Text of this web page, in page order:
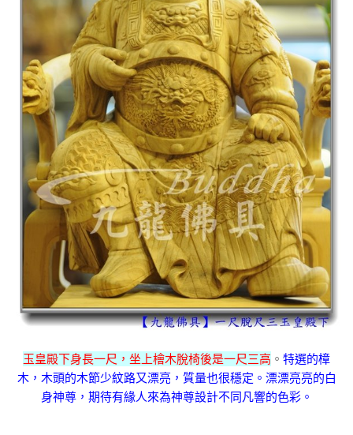
玉皇殿下身長一尺，坐上檜木脫椅後是一尺三高 。 特選的樟
木，木頭的木節少紋路又漂亮，質量也很穩定。漂漂亮亮的白
身神尊，期待有緣人來為神尊設計不同凡響的色彩。